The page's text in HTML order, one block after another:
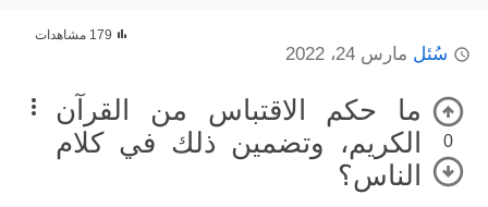
سُئل مارس 24، 2022
179 مشاهدات
0
ما حكم الاقتباس من القرآن
الكريم، وتضمين ذلك في كلام
الناس؟